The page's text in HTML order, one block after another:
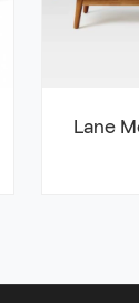
Lane